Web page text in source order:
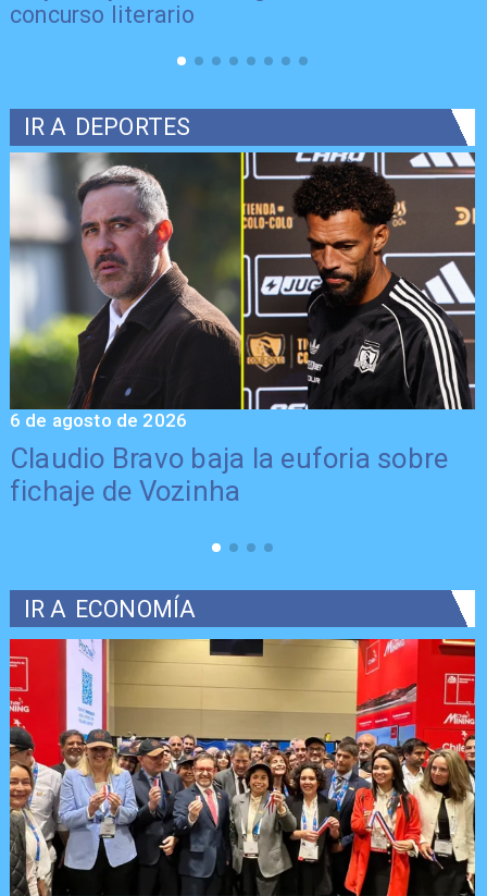
concurso literario
IR A DEPORTES
Claudio Bravo baja la euforia sobre
fichaje de Vozinha
6 de agosto de 2026
IR A ECONOMÍA